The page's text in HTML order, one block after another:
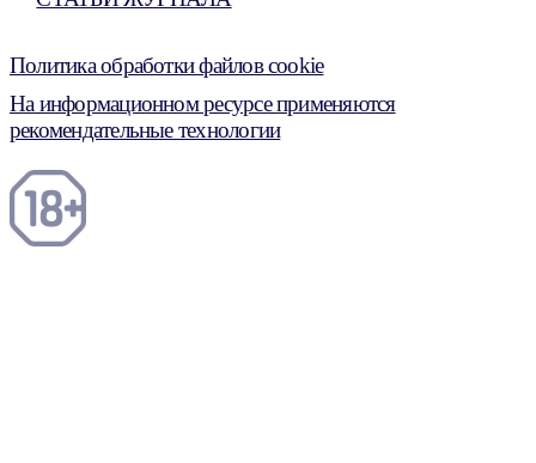
Политика обработки файлов cookie
На информационном ресурсе применяются
рекомендательные технологии